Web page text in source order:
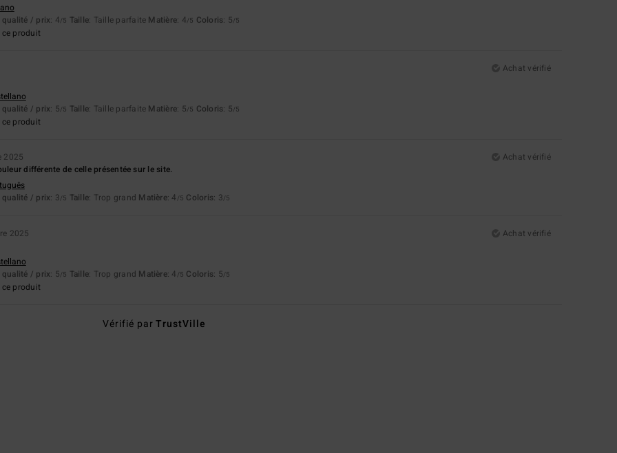
qualité / prix: 4/5 Taille: Taille parfaite Matière: 4/5 Coloris: 5/5
produit
Achat vérifié
qualité / prix: 5/5 Taille: Taille parfaite Matière: 5/5 Coloris: 5/5
produit
2025
Achat vérifié
différente de celle présentée sur le site.
qualité / prix: 3/5 Taille: Trop grand Matière: 4 /5 Coloris: 3/5
2025
Achat vérifié
qualité / prix: 5/5 Taille: Trop grand Matière: 4 /5 Coloris: 5/5
produit
Vérifié parTrustVille